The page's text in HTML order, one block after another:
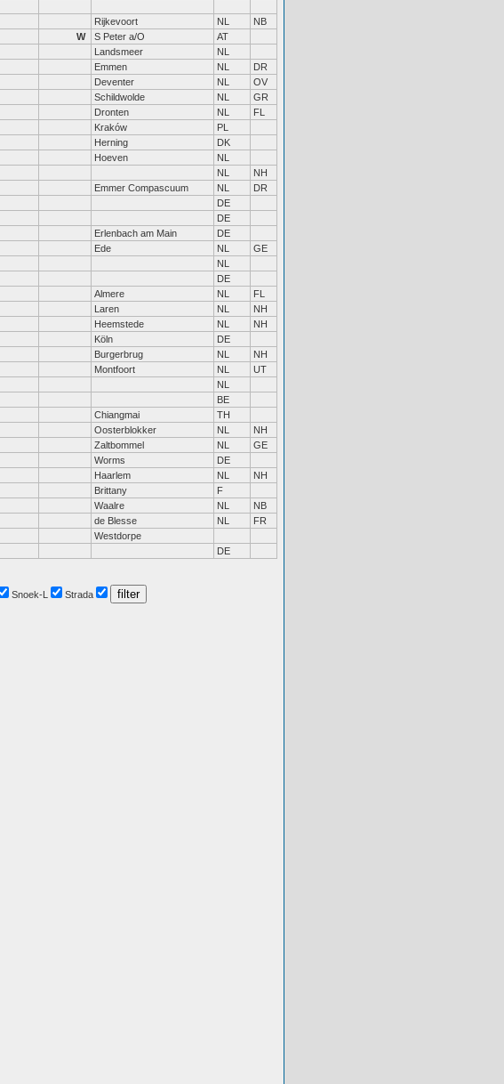
Rijkevoort NL
NB
W S Peter a/O
AT
Landsmeer
NL
Emmen NL
DR
Deventer NL
OV
Schildwolde NL
GR
Dronten NL
FL
Kraków
PL
Herning
DK
Hoeven
NL
NL
NH
Emmer Compascuum NL
DR
DE
DE
Erlenbach am Main
DE
Ede NL
GE
NL
DE
Almere NL
FL
Laren NL
NH
Heemstede NL
NH
Köln
DE
Burgerbrug NL
NH
Montfoort NL
UT
NL
BE
Chiangmai
TH
Oosterblokker NL
NH
Zaltbommel NL
GE
Worms
DE
Haarlem NL
NH
Brittany
F
Waalre NL
NB
de Blesse NL
FR
Westdorpe
DE
Snoek-L Strada